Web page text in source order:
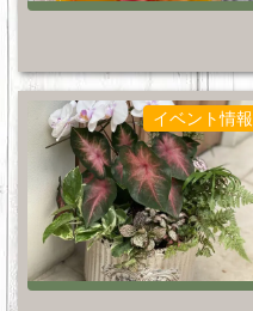
イベント情報